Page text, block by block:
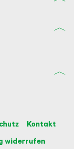
Kontakt
widerrufen